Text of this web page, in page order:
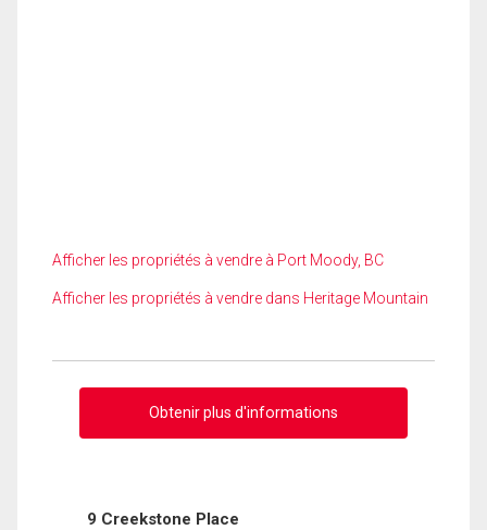
Afficher les propriétés à vendre à Port Moody, BC
Afficher les propriétés à vendre dans Heritage Mountain
Obtenir plus d'informations
9 Creekstone Place